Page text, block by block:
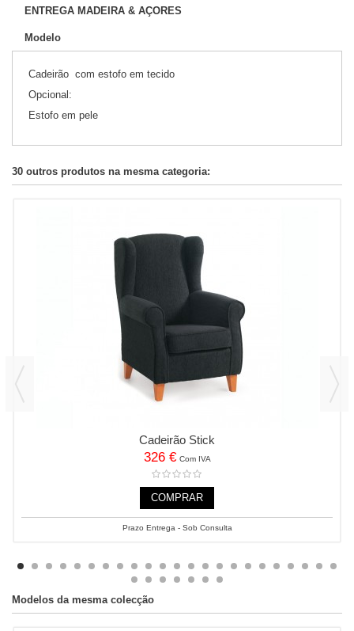
ENTREGA MADEIRA & AÇORES
Modelo
Cadeirão com estofo em tecido
Opcional:
Estofo em pele
30 outros produtos na mesma categoria:
Cadeirão Stick
326 € Com IVA
COMPRAR
Prazo Entrega - Sob Consulta
Modelos da mesma colecção